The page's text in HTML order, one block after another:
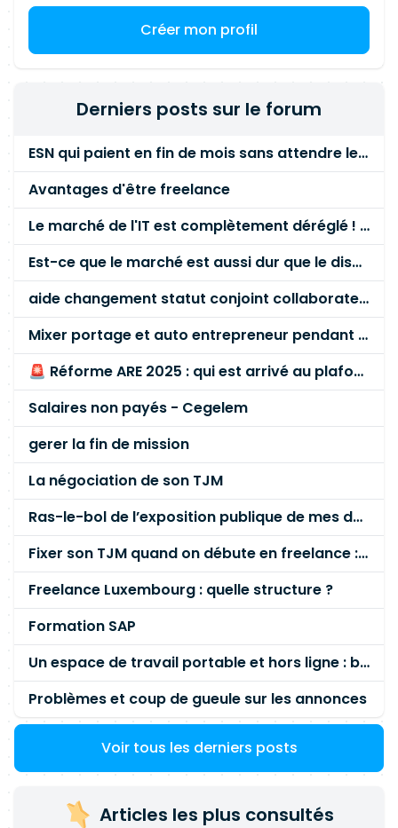
Créer mon profil
Derniers posts sur le forum
ESN qui paient en fin de mois sans attendre le paiement client ?
Avantages d'être freelance
Le marché de l'IT est complètement déréglé ! STOP à cette mascarade ! Il faut s'unir et résister !
Est-ce que le marché est aussi dur que le disent les commerciaux ?
aide changement statut conjoint collaborateur
Mixer portage et auto entrepreneur pendant des années - quel risque ?
🚨 Réforme ARE 2025 : qui est arrivé au plafond des 60 % en gardant son entreprise ?
Salaires non payés - Cegelem
gerer la fin de mission
La négociation de son TJM
Ras-le-bol de l’exposition publique de mes données personnelles liées à mon entreprise
Fixer son TJM quand on débute en freelance : la méthode mathématique (et pas au feeling) 🛑
Freelance Luxembourg : quelle structure ?
Formation SAP
Un espace de travail portable et hors ligne : besoin réel ou fausse bonne idée ?
Problèmes et coup de gueule sur les annonces
Voir tous les derniers posts
Articles les plus consultés